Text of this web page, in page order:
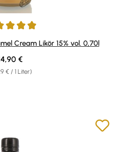
von 4.89 von 5 Sternen
Cream Likör 15% vol. 0,70l
€ / 1 Liter)
Preis:
€